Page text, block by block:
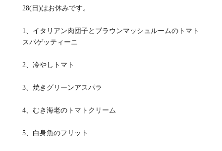
28(日)はお休みです。
1、イタリアン肉団子とブラウンマッシュルームのトマト
スパゲッティーニ
2、冷やしトマト
3、焼きグリーンアスパラ
4、むき海老のトマトクリーム
5、白身魚のフリット